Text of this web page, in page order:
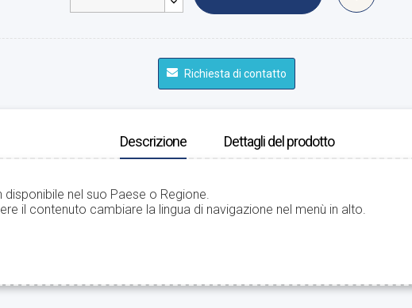
Richiesta di contatto
Descrizione Dettagli del prodotto
disponibile nel suo Paese o Regione.
il contenuto cambiare la lingua di navigazione nel menù in alto.